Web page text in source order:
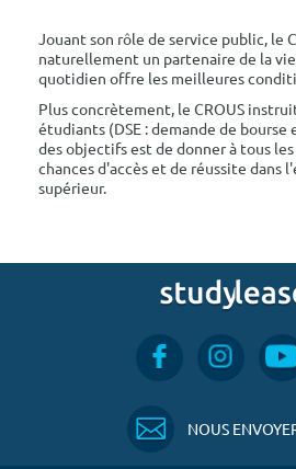
Jouant son rôle de service public, le
naturellement un partenaire de la
quotidien offre les meilleures
Plus concrètement, le CROUS
étudiants (DSE : demande de
des objectifs est de donner à tous
chances d'accès et de réussite dans
supérieur.
NOUS